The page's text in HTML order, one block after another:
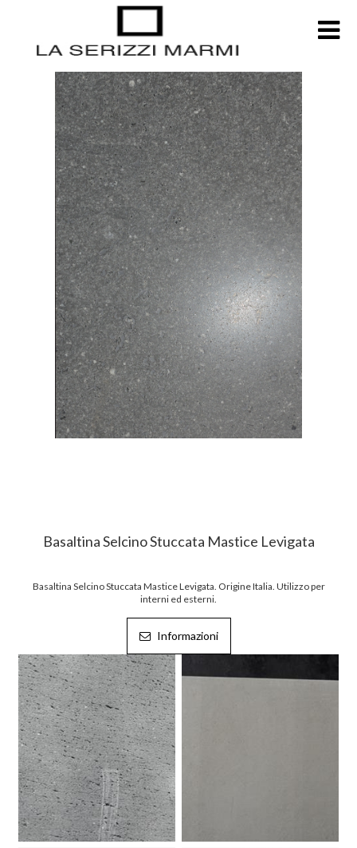
Basaltina Selcino Stuccata Mastice Levigata
Basaltina Selcino Stuccata Mastice Levigata. Origine Italia. Utilizzo per
interni ed esterni.
Informazioni
Basaltina Grezza